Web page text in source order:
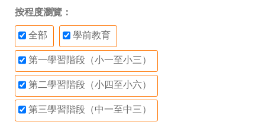
按程度瀏覽：
全部 學前教育
第一學習階段（小一至小三）
第二學習階段（小四至小六）
第三學習階段（中一至中三）